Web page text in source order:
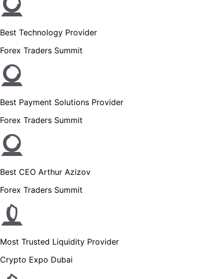
Best Technology Provider
Forex Traders Summit
Best Payment Solutions Provider
Forex Traders Summit
Best CEO Arthur Azizov
Forex Traders Summit
Most Trusted Liquidity Provider
Crypto Expo Dubai